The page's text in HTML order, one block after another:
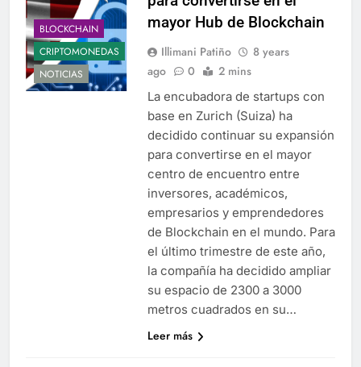
BLOCKCHAIN
CRIPTOMONEDAS
NOTICIAS
mayor Hub de Blockchain
Illimani Patiño
8 years
ago
0 2 mins
La encubadora de startups con
base en Zurich (Suiza) ha
decidido continuar su expansión
para convertirse en el mayor
centro de encuentro entre
inversores, académicos,
empresarios y emprendedores
de Blockchain en el mundo. Para
el último trimestre de este año,
la compañía ha decidido ampliar
su espacio de 2300 a 3000
metros cuadrados en su…
Leer más